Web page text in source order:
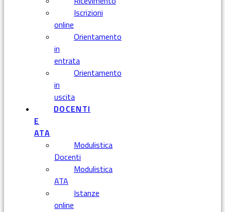
Iscrizioni
online
Orientamento
in
entrata
Orientamento
in
uscita
DOCENTI
E
ATA
Modulistica
Docenti
Modulistica
ATA
Istanze
online